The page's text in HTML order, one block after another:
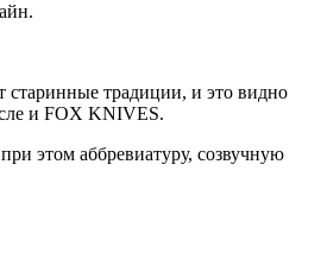
старинные традиции, и это видно
и FOX KNIVES.
этом аббревиатуру, созвучную